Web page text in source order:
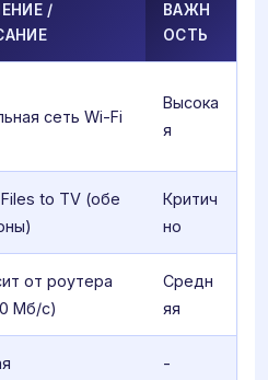
/
ВАЖН
ОСТЬ
сеть Wi-Fi
Высока
я
to TV (обе
Критич
но
от роутера
Мб/с)
Средн
яя
-